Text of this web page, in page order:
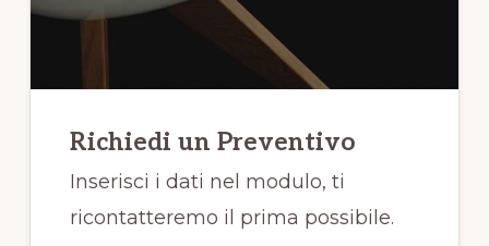
Richiedi un Preventivo
Inserisci i dati nel modulo, ti
ricontatteremo il prima possibile.